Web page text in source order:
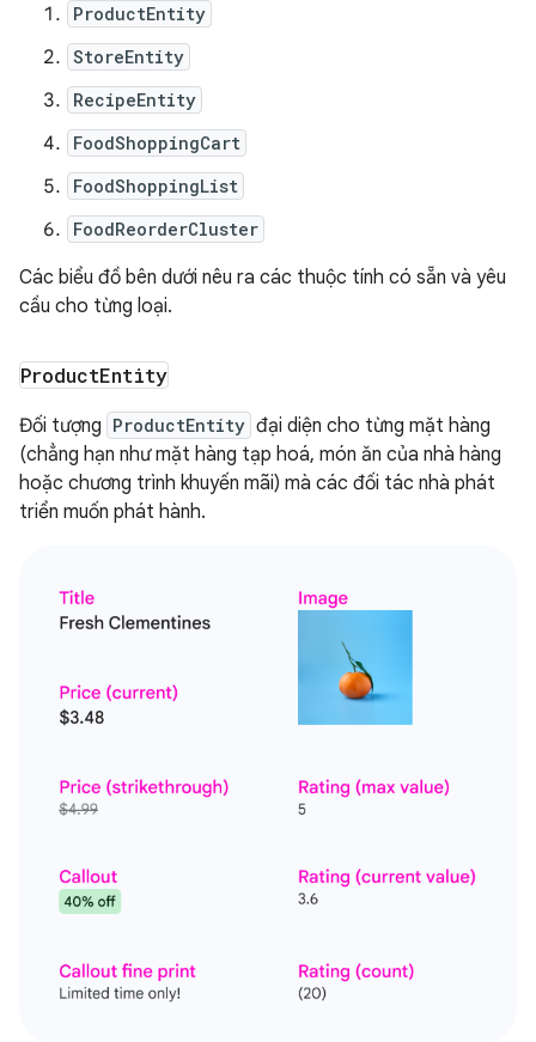
ProductEntity
StoreEntity
RecipeEntity
FoodShoppingCart
FoodShoppingList
FoodReorderCluster
Các biểu đồ bên dưới nêu ra các thuộc tính có sẵn và yêu
cầu cho từng loại.
ProductEntity
Đối tượng ProductEntity đại diện cho từng mặt hàng
(chẳng hạn như mặt hàng tạp hoá, món ăn của nhà hàng
hoặc chương trình khuyến mãi) mà các đối tác nhà phát
triển muốn phát hành.